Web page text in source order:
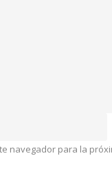
navegador para la